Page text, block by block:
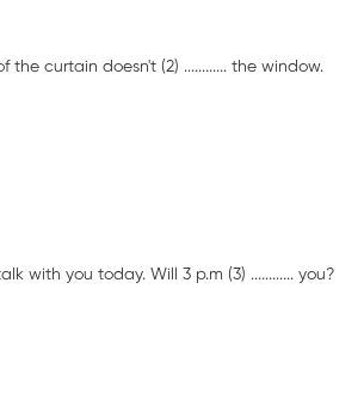
the curtain doesn't (2) ............ the window.
with you today. Will 3 p.m (3) ............ you?